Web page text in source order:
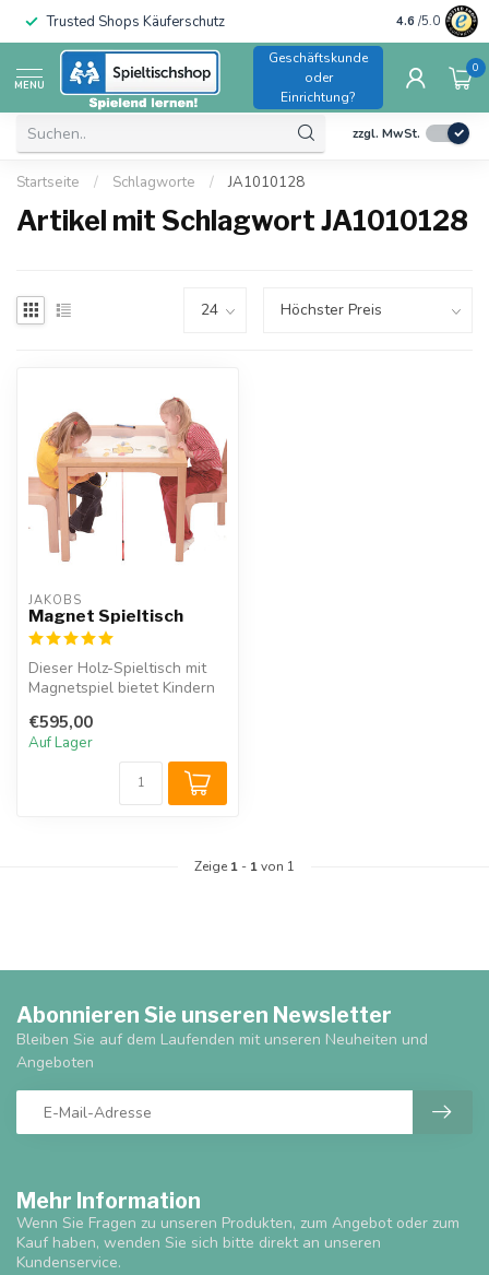
Trusted Shops Käuferschutz B2B-
4.6 /5.0
MENU
Geschäftskunde
oder
Einrichtung?
0
zzgl. MwSt.
Startseite / Schlagworte / JA1010128
Artikel mit Schlagwort JA1010128
JAKOBS
Magnet Spieltisch
Dieser Holz-Spieltisch mit
Magnetspiel bietet Kindern
€595,00
Auf Lager
Zeige 1 - 1von 1
Mehr Information
Wenn Sie Fragen zu unseren Produkten, zum Angebot oder zum
Kauf haben, wenden Sie sich bitte direkt an unseren
Kundenservice.
Abonnieren Sie unseren Newsletter
Bleiben Sie auf dem Laufenden mit unseren Neuheiten und
Angeboten